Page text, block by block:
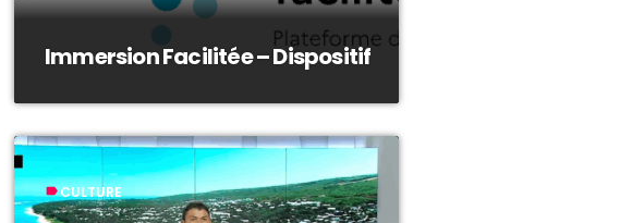
Immersion Facilitée – Dispositif
labelCULTURE